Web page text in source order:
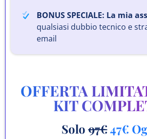
BONUS SPECIALE: La mia
qualsiasi dubbio tecnico e
email
OFFERTA
KIT
Solo97€47€